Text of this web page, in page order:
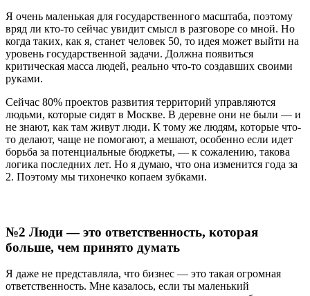
Я очень маленькая для государственного масштаба, поэтому
вряд ли кто-то сейчас увидит смысл в разговоре со мной. Но
когда таких, как я, станет человек 50, то идея может выйти на
уровень государственной задачи. Должна появиться
критическая масса людей, реально что-то создавших своими
руками.
Сейчас 80% проектов развития территорий управляются
людьми, которые сидят в Москве. В деревне они не были — и
не знают, как там живут люди. К тому же людям, которые что-
то делают, чаще не помогают, а мешают, особенно если идет
борьба за потенциальные бюджеты, — к сожалению, такова
логика последних лет. Но я думаю, что она изменится года за
2. Поэтому мы тихонечко копаем зубками.
№2 Люди — это ответственность, которая
больше, чем принято думать
Я даже не представляла, что бизнес — это такая огромная
ответственность. Мне казалось, если ты маленький